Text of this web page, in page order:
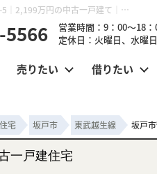
坂戸市鶴舞2期 中古一戸建住宅 埼玉県坂戸市鶴舞2丁目 10-5｜2,199万円の中古一戸建て｜センチュリー21明和ハウス
5566
営業時間：9：00～18：
定休日：火曜日、水曜日
売りたい 借りたい
宅 坂戸市 東武越生線 坂戸
一戸建住宅